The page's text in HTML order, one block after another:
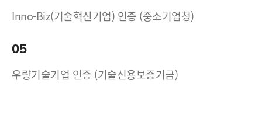
Inno-Biz(기술혁신기업) 인증 (중소기업청)
05
우량기술기업 인증 (기술신용보증기금)